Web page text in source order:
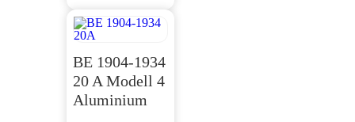
BE 1904-1934
20 A Modell 4
Aluminium